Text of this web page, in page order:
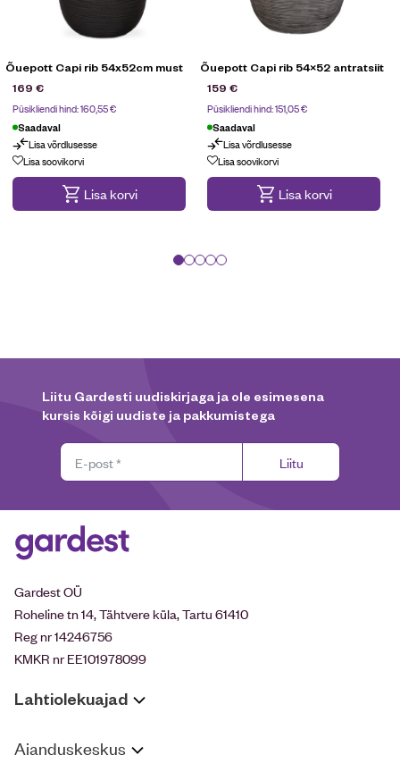
Õuepott Capi rib 54x52cm must
169 €
Püsikliendi hind:160,55€
Saadaval
Maksa 3 osas
Lisa võrdlusesse
Lisa soovikorvi
Lisa korvi
Õuepott Capi rib 54×52 antratsiit
159 €
Püsikliendi hind:151,05€
Saadaval
Maksa 3 osas
Lisa võrdlusesse
Lisa soovikorvi
Lisa korvi
Liitu Gardesti uudiskirjaga ja ole esimesena
kursis kõigi uudiste ja pakkumistega
Liitu
Gardest OÜ
Roheline tn 14, Tähtvere küla, Tartu 61410
Reg nr 14246756
KMKR nr EE101978099
Lahtiolekuajad
Aianduskeskus